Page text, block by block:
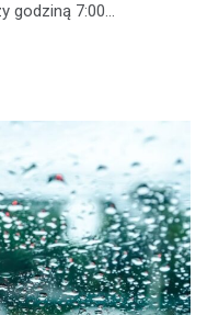
godziną 7:00…